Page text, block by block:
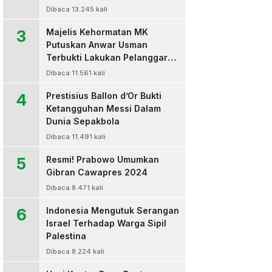
Dibaca 13.245 kali
3
Majelis Kehormatan MK
Putuskan Anwar Usman
Terbukti Lakukan Pelanggaran
Berat Kode Etik dan
Dibaca 11.561 kali
4
Prestisius Ballon d’Or Bukti
Ketangguhan Messi Dalam
Dunia Sepakbola
Dibaca 11.491 kali
5
Resmi! Prabowo Umumkan
Gibran Cawapres 2024
Dibaca 8.471 kali
6
Indonesia Mengutuk Serangan
Israel Terhadap Warga Sipil
Palestina
Dibaca 8.224 kali